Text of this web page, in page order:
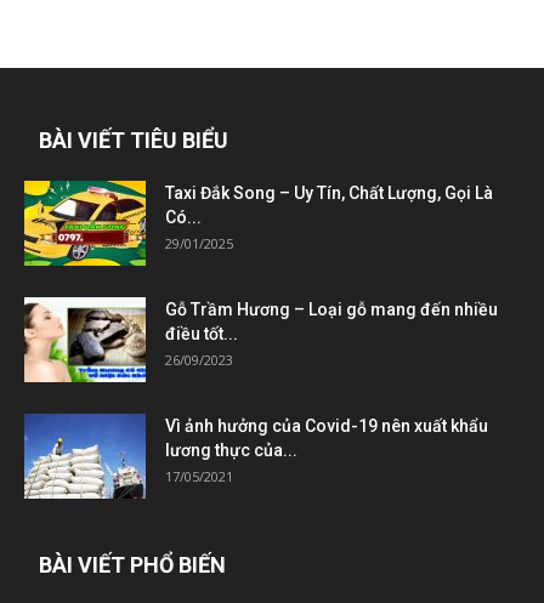
BÀI VIẾT TIÊU BIỂU
Taxi Đắk Song – Uy Tín, Chất Lượng, Gọi Là
Có...
29/01/2025
Gỗ Trầm Hương – Loại gỗ mang đến nhiều
điều tốt...
26/09/2023
Vì ảnh hưởng của Covid-19 nên xuất khẩu
lương thực của...
17/05/2021
BÀI VIẾT PHỔ BIẾN